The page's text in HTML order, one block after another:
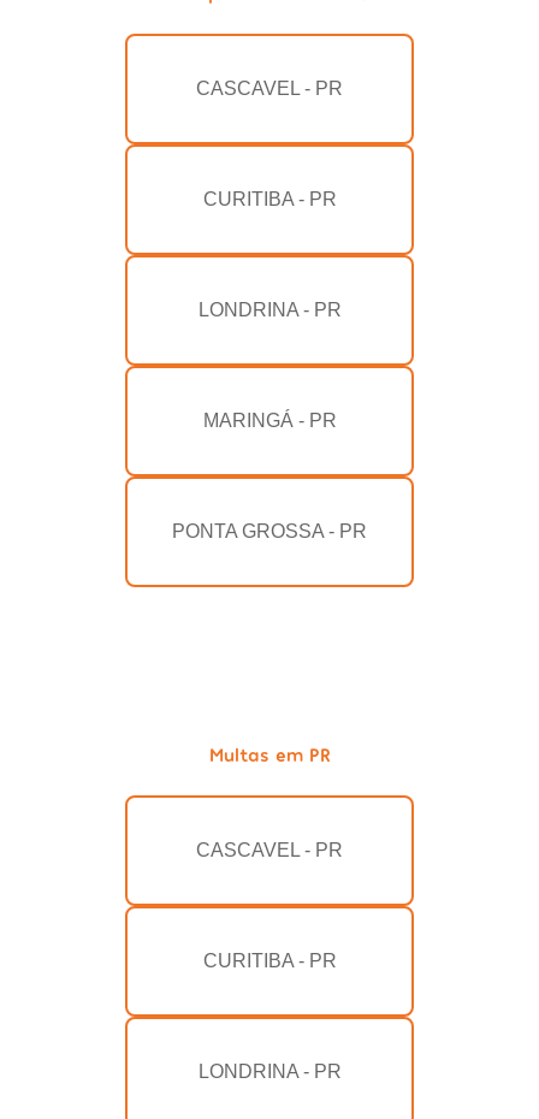
CASCAVEL - PR
CURITIBA - PR
LONDRINA - PR
MARINGÁ - PR
PONTA GROSSA - PR
Multas em PR
CASCAVEL - PR
CURITIBA - PR
LONDRINA - PR